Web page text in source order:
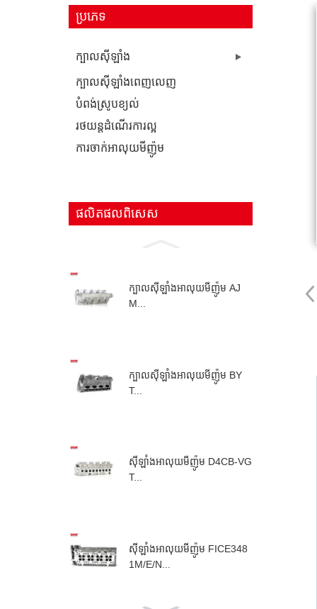
ប្រភេទ
ក្បាលស៊ីឡាំង
ក្បាលស៊ីឡាំងពេញលេញ
បំពង់​ស្រូប​ខ្យល់
រថយន្ត​ដំណើរការ​ល្អ
ការ​ចាក់​អាលុយមីញ៉ូម
ផលិតផលពិសេស
ក្បាលស៊ីឡាំងអាលុយមីញ៉ូម AJ
M...
ក្បាលស៊ីឡាំងអាលុយមីញ៉ូម BY
T...
ស៊ីឡាំងអាលុយមីញ៉ូម D4CB-VG
T...
ស៊ីឡាំងអាលុយមីញ៉ូម FICE348
1M/E/N...